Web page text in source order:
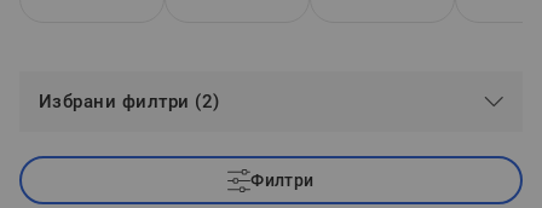
Избрани филтри (2)
Филтри